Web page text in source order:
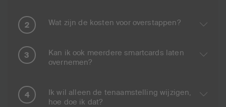
Wat zijn de kosten voor overstappen?
Kan ik ook meerdere smartcards laten
overnemen?
Ik wil alleen de tenaamstelling wijzigen,
hoe doe ik dat?